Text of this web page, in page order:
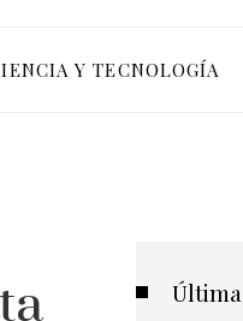
Y TECNOLOGÍA